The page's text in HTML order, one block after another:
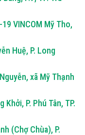
VINCOM Mỹ Tho,
Huệ, P. Long
xã Mỹ Thạnh
P. Phú Tân, TP.
(Chợ Chùa), P.